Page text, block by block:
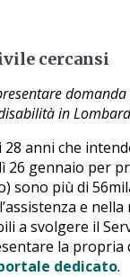
cercansi
in
28 anni che
26 gennaio per
sono più di
e
a svolgere il
la propria
dedicato.